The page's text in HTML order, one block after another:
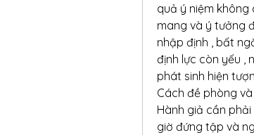
quả ý niệm không
mang và ý tưởng
nhập định , bất
định lực còn yếu ,
phát sinh hiện
Cách đề phòng
Hành giả cần
giờ đứng tập và